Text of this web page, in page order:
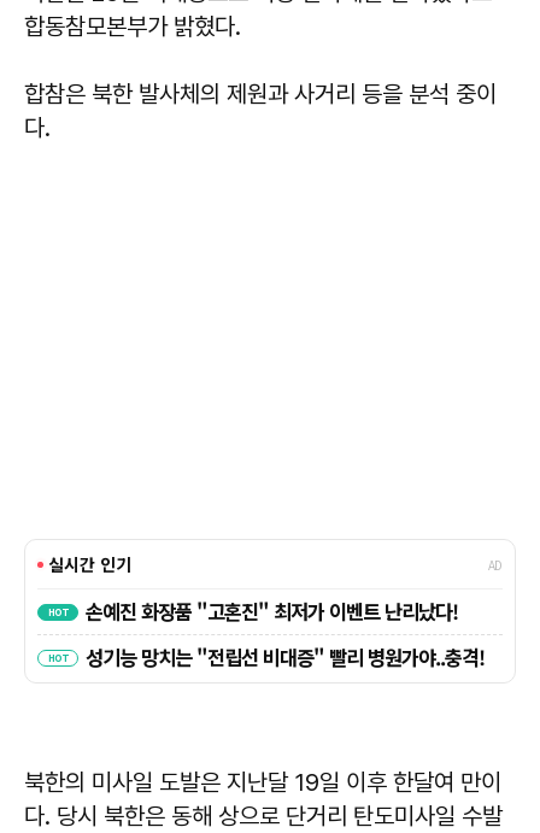
합동참모본부가 밝혔다.
합참은 북한 발사체의 제원과 사거리 등을 분석 중이
다.
북한의 미사일 도발은 지난달 19일 이후 한달여 만이
다. 당시 북한은 동해 상으로 단거리 탄도미사일 수발